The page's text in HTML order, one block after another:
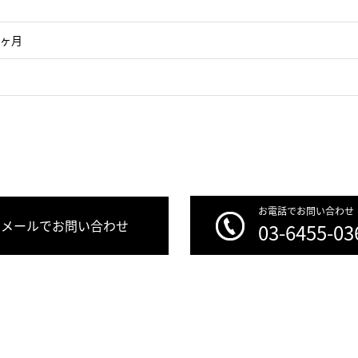
月
メールでお問い合わせ
お電話でお問い合わせ
03-6455-